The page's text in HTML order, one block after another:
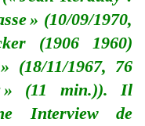
» (10/09/1970,
(1906 1960)
(18/11/1967, 76
» (11 min.)). Il
Interview de